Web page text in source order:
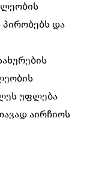
პირობებს და
უფლება
აირჩიოს